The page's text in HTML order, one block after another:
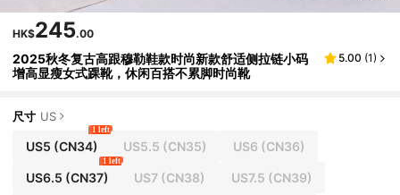
HK$245.00
2025秋冬复古高跟穆勒鞋款时尚新款舒适侧拉链小码
增高显瘦女式踝靴，休闲百搭不累脚时尚靴
5.00 (1)
尺寸 US
US5 (CN34)
1 left
US5.5 (CN35) US6 (CN36)
US6.5 (CN37)
1 left
US7 (CN38) US7.5 (CN39)